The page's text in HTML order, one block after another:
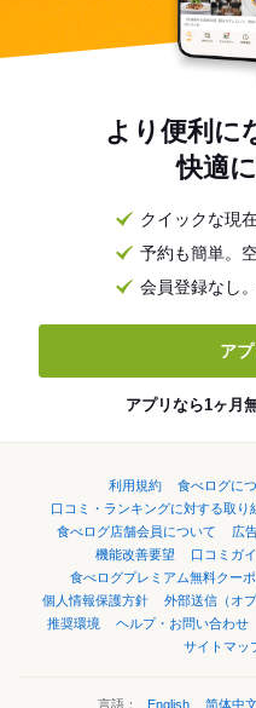
より便利に
快適
クイックな現
予約も簡単。
会員登録なし
ア
アプリなら1ヶ月
利用規約 食べログに
口コミ・ランキングに対する取り
食べログ店舗会員について
広
機能改善要望
口コミガ
食べログプレミアム無料クー
個人情報保護方針
外部送信（オ
推奨環境
ヘルプ・お問い合わせ
サイトマッ
言語： English 简体中